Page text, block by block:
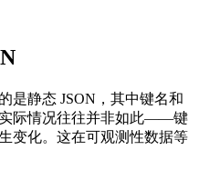
是静态 JSON，其中键名和
际情况往往并非如此——键
变化。这在可观测性数据等